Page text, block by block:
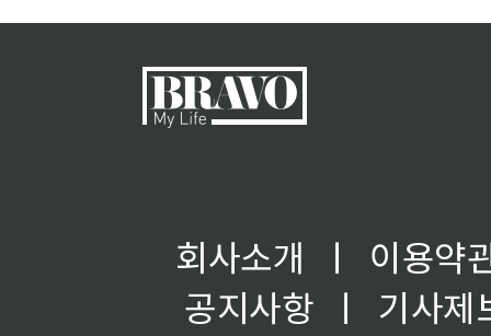
회사소개 ㅣ
이용약
공지사항
ㅣ
기사제